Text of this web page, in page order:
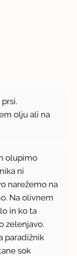
olju ali na
olupimo
ni
narežemo na
Na olivnem
in ko ta
zelenjavo.
paradižnik
sok